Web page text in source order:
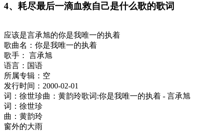
4、耗尽最后一滴血救自己是什么歌的歌词
应该是言承旭的你是我唯一的执着
歌曲名：你是我唯一的执着
歌手： 言承旭
语言：国语
所属专辑：空
发行时间：2000-02-01
词：徐世珍曲：黄韵玲歌词:你是我唯一的执着 - 言承旭
词：徐世珍
曲：黄韵玲
窗外的大雨